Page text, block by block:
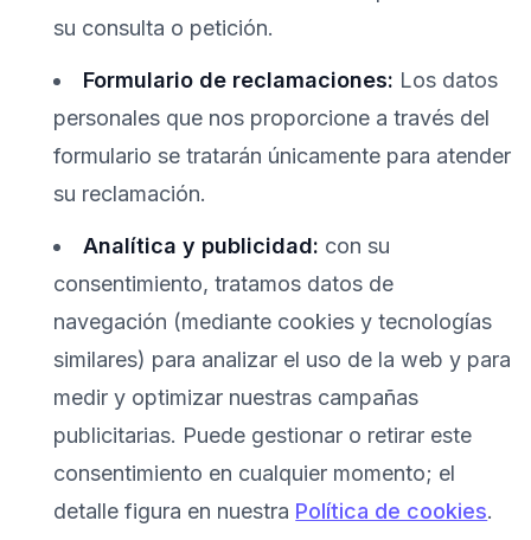
su consulta o petición.
Formulario de reclamaciones: Los datos
personales que nos proporcione a través del
formulario se tratarán únicamente para atender
su reclamación.
Analítica y publicidad: con su
consentimiento, tratamos datos de
navegación (mediante cookies y tecnologías
similares) para analizar el uso de la web y para
medir y optimizar nuestras campañas
publicitarias. Puede gestionar o retirar este
consentimiento en cualquier momento; el
detalle figura en nuestra Política de cookies.